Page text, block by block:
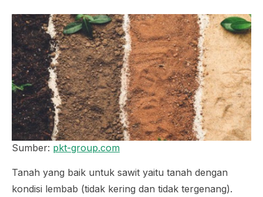
Sumber: pkt-group.com
Tanah yang baik untuk sawit yaitu tanah dengan
kondisi lembab (tidak kering dan tidak tergenang).